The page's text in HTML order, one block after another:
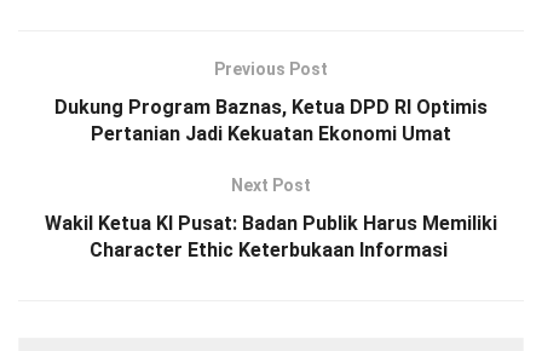
Previous Post
Dukung Program Baznas, Ketua DPD RI Optimis
Pertanian Jadi Kekuatan Ekonomi Umat
Next Post
Wakil Ketua KI Pusat: Badan Publik Harus Memiliki
Character Ethic Keterbukaan Informasi